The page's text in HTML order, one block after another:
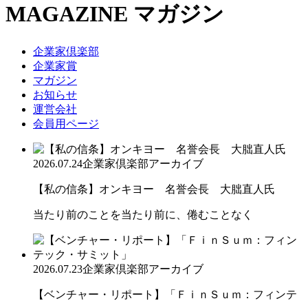
MAGAZINE マガジン
企業家倶楽部
企業家賞
マガジン
お知らせ
運営会社
会員用ページ
2026.07.24企業家倶楽部アーカイブ
【私の信条】オンキヨー 名誉会長 大朏直人氏
当たり前のことを当たり前に、倦むことなく
2026.07.23企業家倶楽部アーカイブ
【ベンチャー・リポート】「ＦｉｎＳｕｍ：フィンテ